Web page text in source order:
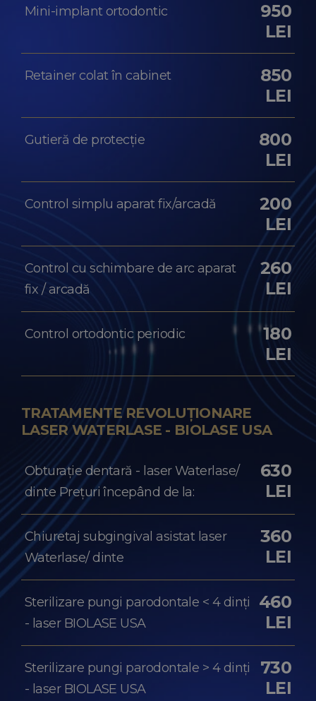
Mini-implant ortodontic
950
LEI
Retainer colat în cabinet
850
LEI
Gutieră de protecție
800
LEI
Control simplu aparat fix/arcadă
200
LEI
Control cu schimbare de arc aparat
fix / arcadă
260
LEI
Control ortodontic periodic
180
LEI
TRATAMENTE REVOLUȚIONARE
LASER WATERLASE - BIOLASE USA
Obturație dentară - laser Waterlase/
dinte Prețuri începând de la:
630
LEI
Chiuretaj subgingival asistat laser
Waterlase/ dinte
360
LEI
Sterilizare pungi parodontale < 4 dinți
- laser BIOLASE USA
460
LEI
Sterilizare pungi parodontale > 4 dinți
- laser BIOLASE USA
730
LEI